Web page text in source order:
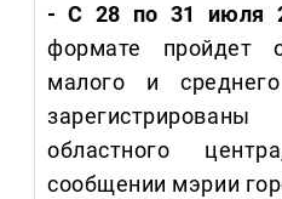
- С 28 по 31 июля
формате пройдет
малого и
областного
сообщении мэрии